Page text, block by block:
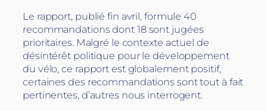
Le rapport, publié fin avril, formule 40
recommandations dont 18 sont jugées
prioritaires. Malgré le contexte actuel de
désintérêt politique pour le développement
du vélo, ce rapport est globalement positif,
certaines des recommandations sont tout à fait
pertinentes, d’autres nous interrogent.